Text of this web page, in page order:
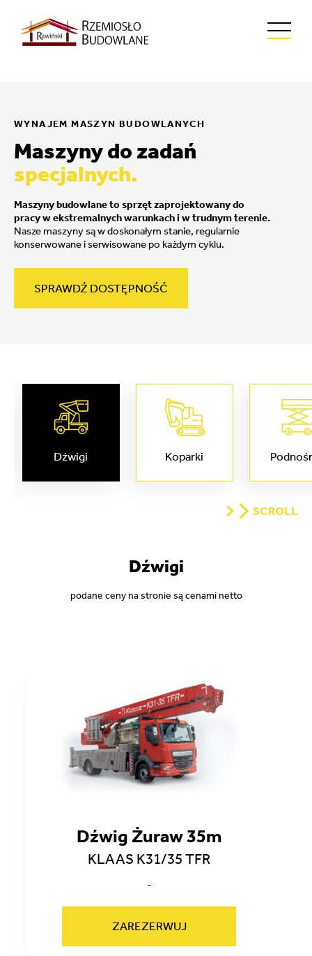
WYNAJEM MASZYN BUDOWLANYCH
Maszyny do zadań
specjalnych.
Maszyny budowlane to sprzęt zaprojektowany do
pracy w ekstremalnych warunkach i w trudnym terenie.
Nasze maszyny są w doskonałym stanie, regularnie
konserwowane i serwisowane po każdym cyklu.
SPRAWDŹ DOSTĘPNOŚĆ
SCROLL
Dźwigi Koparki
Dźwigi
podane ceny na stronie są cenami netto
Dźwig Żuraw 35m
KLAAS K31/35 TFR
-
ZAREZERWUJ